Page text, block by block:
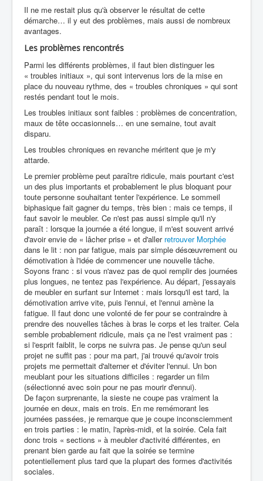
Il ne me restait plus qu'à observer le résultat de cette
démarche… il y eut des problèmes, mais aussi de nombreux
avantages.
Les problèmes rencontrés
Parmi les différents problèmes, il faut bien distinguer les
« troubles initiaux », qui sont intervenus lors de la mise en
place du nouveau rythme, des « troubles chroniques » qui sont
restés pendant tout le mois.
Les troubles initiaux sont faibles : problèmes de concentration,
maux de tête occasionnels… en une semaine, tout avait
disparu.
Les troubles chroniques en revanche méritent que je m'y
attarde.
Le premier problème peut paraître ridicule, mais pourtant c'est
un des plus importants et probablement le plus bloquant pour
toute personne souhaitant tenter l'expérience. Le sommeil
biphasique fait gagner du temps, très bien : mais ce temps, il
faut savoir le meubler. Ce n'est pas aussi simple qu'il n'y
paraît : lorsque la journée a été longue, il m'est souvent arrivé
d'avoir envie de « lâcher prise » et d'aller retrouver Morphée
dans le lit : non par fatigue, mais par simple désœuvrement ou
démotivation à l'idée de commencer une nouvelle tâche.
Soyons franc : si vous n'avez pas de quoi remplir des journées
plus longues, ne tentez pas l'expérience. Au départ, j'essayais
de meubler en surfant sur Internet : mais lorsqu'il est tard, la
démotivation arrive vite, puis l'ennui, et l'ennui amène la
fatigue. Il faut donc une volonté de fer pour se contraindre à
prendre des nouvelles tâches à bras le corps et les traiter. Cela
semble probablement ridicule, mais ça ne l'est vraiment pas :
si l'esprit faiblit, le corps ne suivra pas. Je pense qu'un seul
projet ne suffit pas : pour ma part, j'ai trouvé qu'avoir trois
projets me permettait d'alterner et d'éviter l'ennui. Un bon
meublant pour les situations difficiles : regarder un film
(sélectionné avec soin pour ne pas mourir d'ennui).
De façon surprenante, la sieste ne coupe pas vraiment la
journée en deux, mais en trois. En me remémorant les
journées passées, je remarque que je coupe inconsciemment
en trois parties : le matin, l'après-midi, et la soirée. Cela fait
donc trois « sections » à meubler d'activité différentes, en
prenant bien garde au fait que la soirée se termine
potentiellement plus tard que la plupart des formes d'activités
sociales.